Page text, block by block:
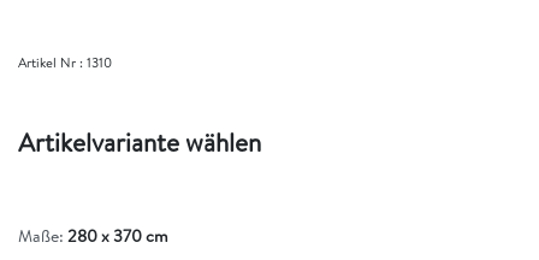
Artikel Nr :1310
Artikelvariante wählen
Maße: 280 x 370 cm